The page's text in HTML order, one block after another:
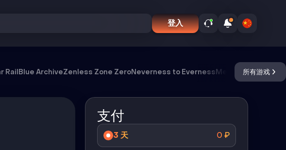
登入
RailBlue ArchiveZenless Zone ZeroNeverness to EvernessMeccha所有游戏
支付
3 天 0 ₽